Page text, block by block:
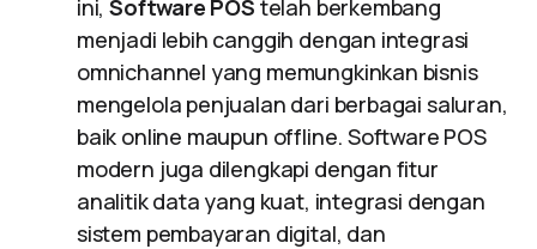
ini,Software POS telah berkembang
menjadi lebih canggih dengan integrasi
omnichannel yang memungkinkan bisnis
mengelola penjualan dari berbagai saluran,
baik online maupun offline. Software POS
modern juga dilengkapi dengan fitur
analitik data yang kuat, integrasi dengan
sistem pembayaran digital, dan